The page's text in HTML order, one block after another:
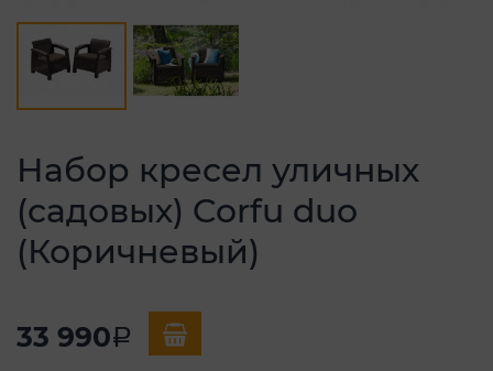
Набор кресел уличных
(садовых) Corfu duo
(Коричневый)
33 990a